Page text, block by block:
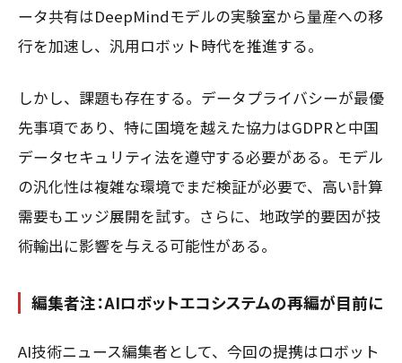
ータ共有はDeepMindモデルの実験室から量産への移
行を加速し、汎用ロボット時代を推進する。
しかし、課題も存在する。データプライバシーが最優
先事項であり、特に国境を越えた協力はGDPRと中国
データセキュリティ法を遵守する必要がある。モデル
の汎化性は複雑な環境でまだ検証が必要で、高い計算
需要もエッジ展開を試す。さらに、地政学的要因が技
術輸出に影響を与える可能性がある。
編集者注：AIロボットエコシステムの再編が目前に
AI技術ニュース編集者として、今回の提携はロボット